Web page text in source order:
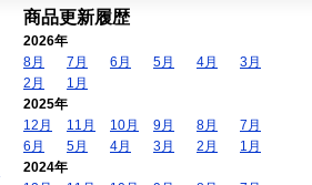
商品更新履歴
2026年
8月
7月 6月 5月 4月
3月
2月
1月
2025年
12月
11月 10月 9月 8月
7月
6月
5月 4月 3月 2月
1月
2024年